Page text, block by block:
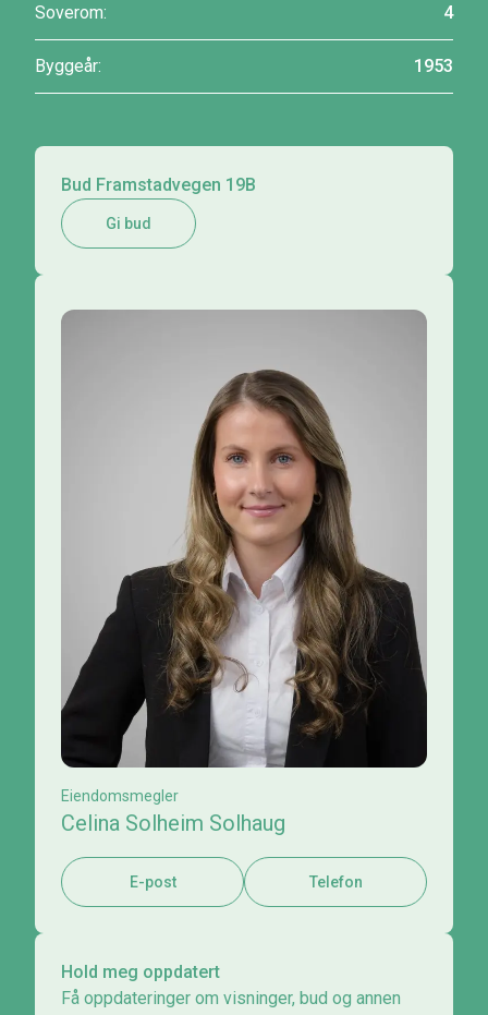
Soverom: 4
Byggeår: 1953
Bud Framstadvegen 19B
Gi bud
Eiendomsmegler
Celina Solheim Solhaug
E-post Telefon
Hold meg oppdatert
Få oppdateringer om visninger, bud og annen